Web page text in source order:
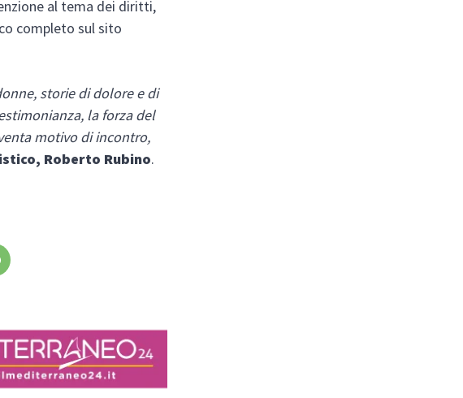
al tema dei diritti,
completo sul sito
storie di dolore e di
la forza del
motivo di incontro,
Roberto Rubino.